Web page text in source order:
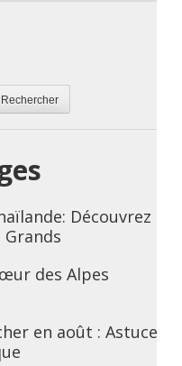
Rechercher
Découvrez
des Alpes
en août : Astuces